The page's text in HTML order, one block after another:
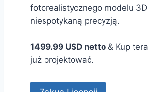
fotorealistycznego modelu 3D
niespotykaną precyzją.
1499.99 USD netto & Kup
już projektować.